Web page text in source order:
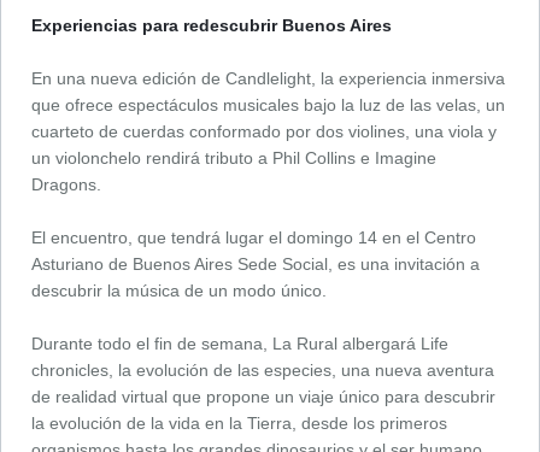
Experiencias para redescubrir Buenos Aires
En una nueva edición de Candlelight, la experiencia inmersiva
que ofrece espectáculos musicales bajo la luz de las velas, un
cuarteto de cuerdas conformado por dos violines, una viola y
un violonchelo rendirá tributo a Phil Collins e Imagine
Dragons.
El encuentro, que tendrá lugar el domingo 14 en el Centro
Asturiano de Buenos Aires Sede Social, es una invitación a
descubrir la música de un modo único.
Durante todo el fin de semana, La Rural albergará Life
chronicles, la evolución de las especies, una nueva aventura
de realidad virtual que propone un viaje único para descubrir
la evolución de la vida en la Tierra, desde los primeros